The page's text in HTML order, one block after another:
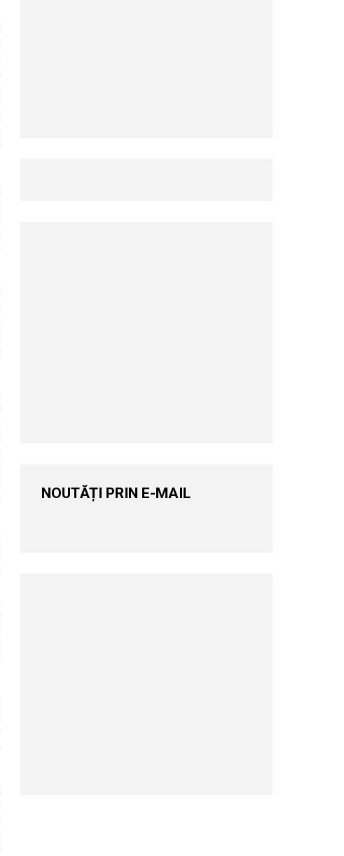
NOUTĂȚI PRIN E-MAIL